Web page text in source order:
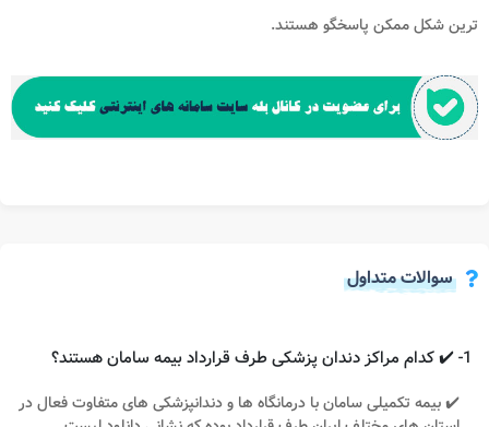
ترین شکل ممکن پاسخگو هستند.
سوالات متداول
1- ✔️ کدام مراکز دندان پزشکی طرف قرارداد بیمه سامان هستند؟
✔️ بیمه تکمیلی سامان با درمانگاه ها و دندانپزشکی های متفاوت فعال در